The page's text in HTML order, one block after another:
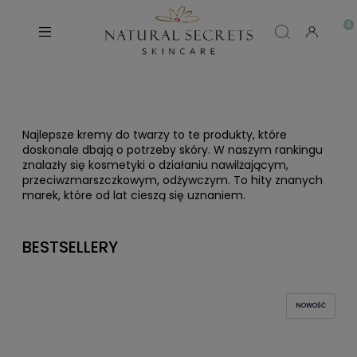
Najlepsze kremy do twarzy to te produkty, które
doskonale dbają o potrzeby skóry. W naszym rankingu
znalazły się kosmetyki o działaniu nawilżającym,
przeciwzmarszczkowym, odżywczym. To hity znanych
marek, które od lat cieszą się uznaniem.
BESTSELLERY
NOWOŚĆ